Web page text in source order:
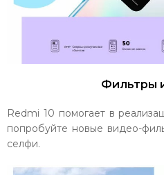
Фильтры
Redmi 10 помогает в
попробуйте новые видео-
селфи.